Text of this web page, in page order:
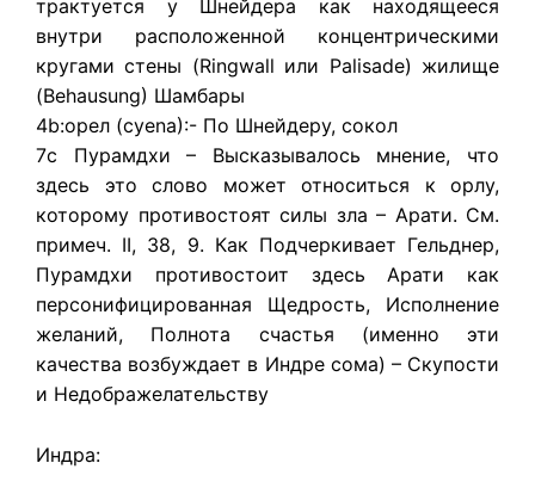
трактуется у Шнейдера как находящееся
внутри расположенной концентрическими
кругами стены (Ringwall или Palisade) жилище
(Behausung) Шамбары
4b:орел (cyena):- По Шнейдеру, сокол
7c Пурамдхи – Высказывалось мнение, что
здесь это слово может относиться к орлу,
которому противостоят силы зла – Арати. См.
примеч. II, 38, 9. Как Подчеркивает Гельднер,
Пурамдхи противостоит здесь Арати как
персонифицированная Щедрость, Исполнение
желаний, Полнота счастья (именно эти
качества возбуждает в Индре сома) – Скупости
и Недображелательству
Индра: